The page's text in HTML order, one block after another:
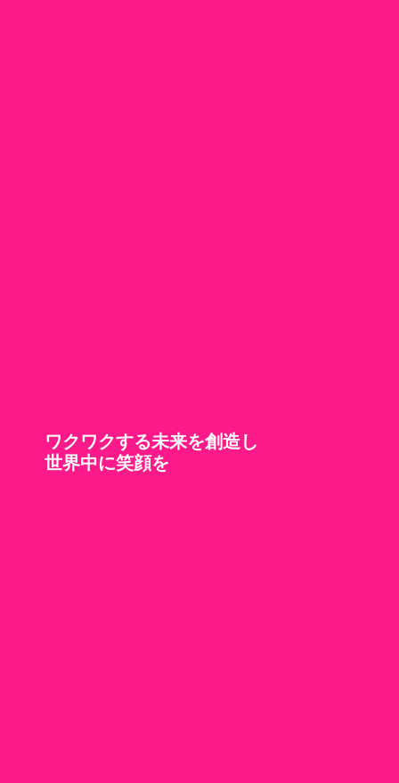
ワクワクする未来を創造し
世界中に笑顔を